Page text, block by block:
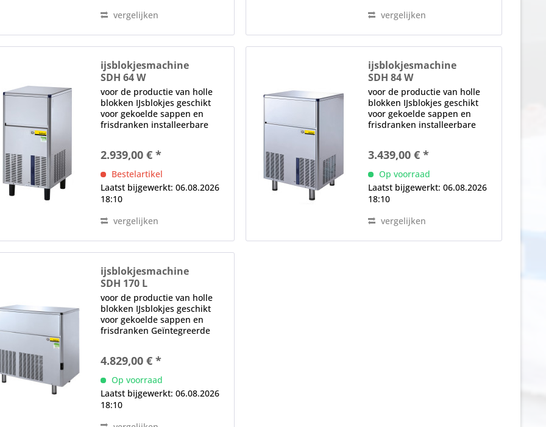
vergelijken
vergelijken
ijsblokjesmachine
SDH 64 W
voor de productie van holle
blokken IJsblokjes geschikt
voor gekoelde sappen en
frisdranken installeerbare
watervoerende onderdelen
gemaakt van voedselveilige
materialen positief...
2.939,00 € *
Bestelartikel
Laatst bijgewerkt: 06.08.2026
18:10
vergelijken
ijsblokjesmachine
SDH 84 W
voor de productie van holle
blokken IJsblokjes geschikt
voor gekoelde sappen en
frisdranken installeerbare
watervoerende onderdelen
gemaakt van voedselveilige
materialen positief...
3.439,00 € *
Op voorraad
Laatst bijgewerkt: 06.08.2026
18:10
vergelijken
ijsblokjesmachine
SDH 170 L
voor de productie van holle
blokken IJsblokjes geschikt
voor gekoelde sappen en
frisdranken Geïntegreerde
onderdelen gemaakt van
voedselveilige materialen
positief sproeisysteem,...
4.829,00 € *
Op voorraad
Laatst bijgewerkt: 06.08.2026
18:10